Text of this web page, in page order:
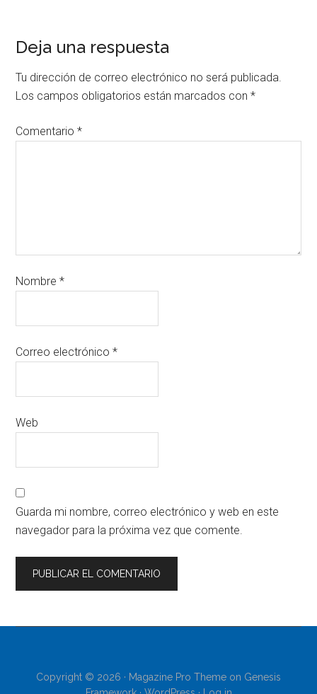
Deja una respuesta
Tu dirección de correo electrónico no será publicada.
Los campos obligatorios están marcados con*
Comentario*
Nombre*
Correo electrónico*
Web
Guarda mi nombre, correo electrónico y web en este
navegador para la próxima vez que comente.
Copyright © 2026 · Magazine Pro Theme on Genesis